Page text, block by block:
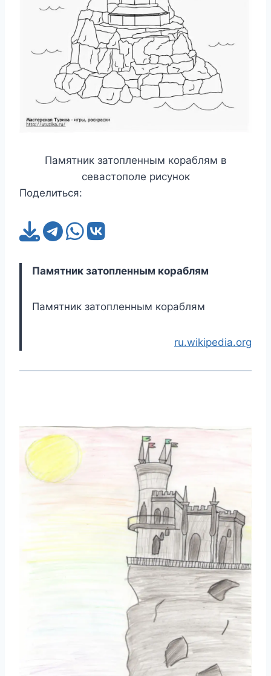
Памятник затопленным кораблям в
севастополе рисунок
Поделиться:
Памятник затопленным кораблям
Памятник затопленным кораблям
ru.wikipedia.org